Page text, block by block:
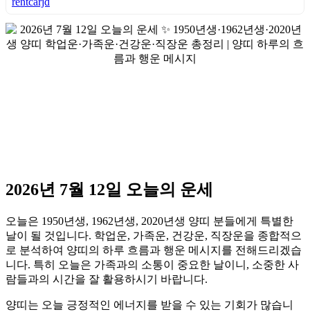
2026년 7월 12일 오늘의 운세
오늘은 1950년생, 1962년생, 2020년생 양띠 분들에게 특별한
날이 될 것입니다. 학업운, 가족운, 건강운, 직장운을 종합적으
로 분석하여 양띠의 하루 흐름과 행운 메시지를 전해드리겠습
니다. 특히 오늘은 가족과의 소통이 중요한 날이니, 소중한 사
람들과의 시간을 잘 활용하시기 바랍니다.
양띠는 오늘 긍정적인 에너지를 받을 수 있는 기회가 많습니